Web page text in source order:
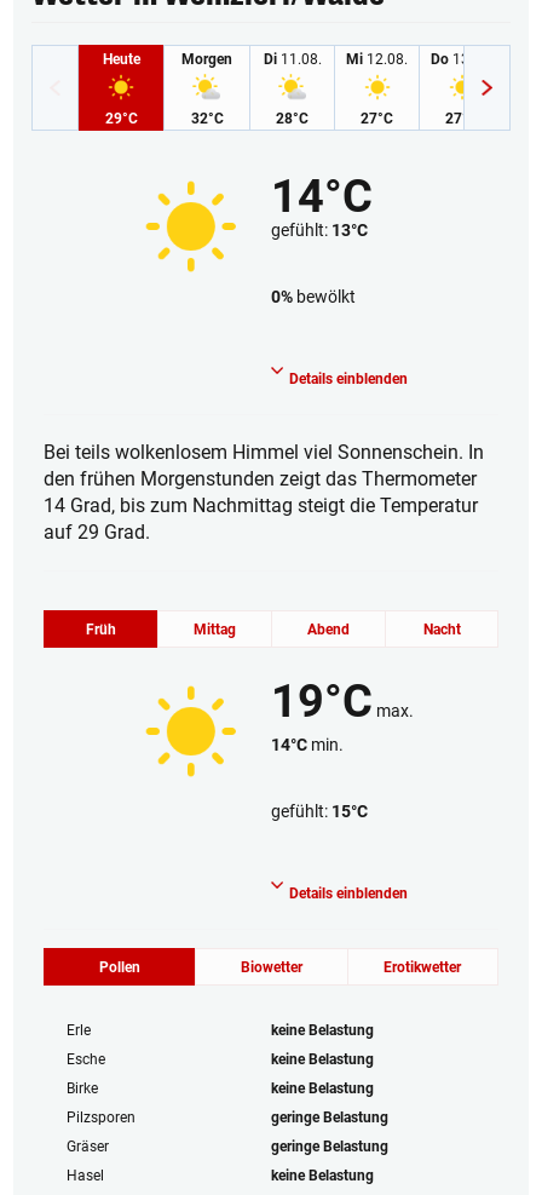
Heute
29°C
Morgen
32°C
Di11.08.
28°C
Mi 12.08.
27°C
Do13.08.
27°C
14°C
gefühlt: 13°C
0% bewölkt
Details einblenden
Bei teils wolkenlosem Himmel viel Sonnenschein. In
den frühen Morgenstunden zeigt das Thermometer
14 Grad, bis zum Nachmittag steigt die Temperatur
auf 29 Grad.
Früh Mittag Abend Nacht
19°Cmax.
14°C min.
gefühlt: 15°C
Details einblenden
Pollen Biowetter Erotikwetter
Erle
keine Belastung
Esche
keine Belastung
Birke
keine Belastung
Pilzsporen
geringe Belastung
Gräser
geringe Belastung
Hasel
keine Belastung